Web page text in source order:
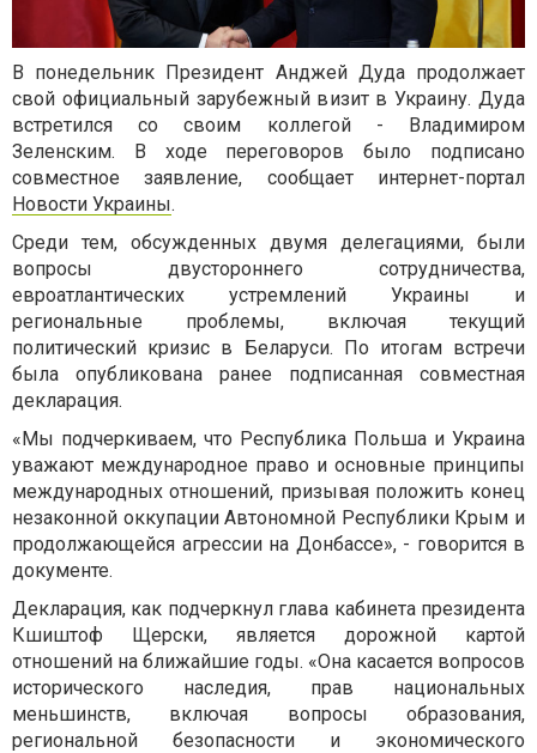
В понедельник Президент Анджей Дуда продолжает
свой официальный зарубежный визит в Украину. Дуда
встретился со своим коллегой - Владимиром
Зеленским. В ходе переговоров было подписано
совместное заявление, сообщает интернет-портал
Новости Украины.
Среди тем, обсужденных двумя делегациями, были
вопросы двустороннего сотрудничества,
евроатлантических устремлений Украины и
региональные проблемы, включая текущий
политический кризис в Беларуси. По итогам встречи
была опубликована ранее подписанная совместная
декларация.
«Мы подчеркиваем, что Республика Польша и Украина
уважают международное право и основные принципы
международных отношений, призывая положить конец
незаконной оккупации Автономной Республики Крым и
продолжающейся агрессии на Донбассе», - говорится в
документе.
Декларация, как подчеркнул глава кабинета президента
Кшиштоф Щерски, является дорожной картой
отношений на ближайшие годы. «Она касается вопросов
исторического наследия, прав национальных
меньшинств, включая вопросы образования,
региональной безопасности и экономического